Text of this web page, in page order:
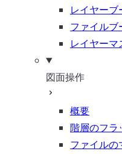
レイヤーブ
ファイルブ
レイヤーマ
図面操作
概要
階層のフラ
ファイルの